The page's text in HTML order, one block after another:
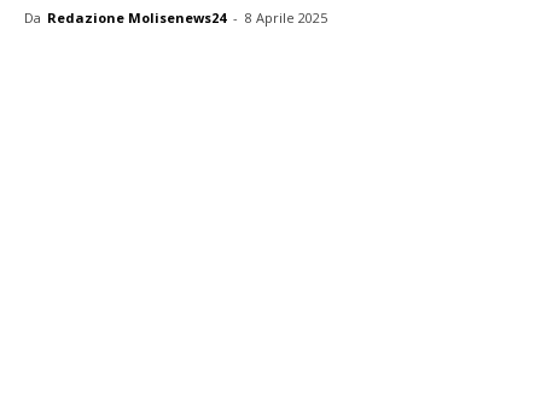
Da Redazione Molisenews24 - 8 Aprile 2025